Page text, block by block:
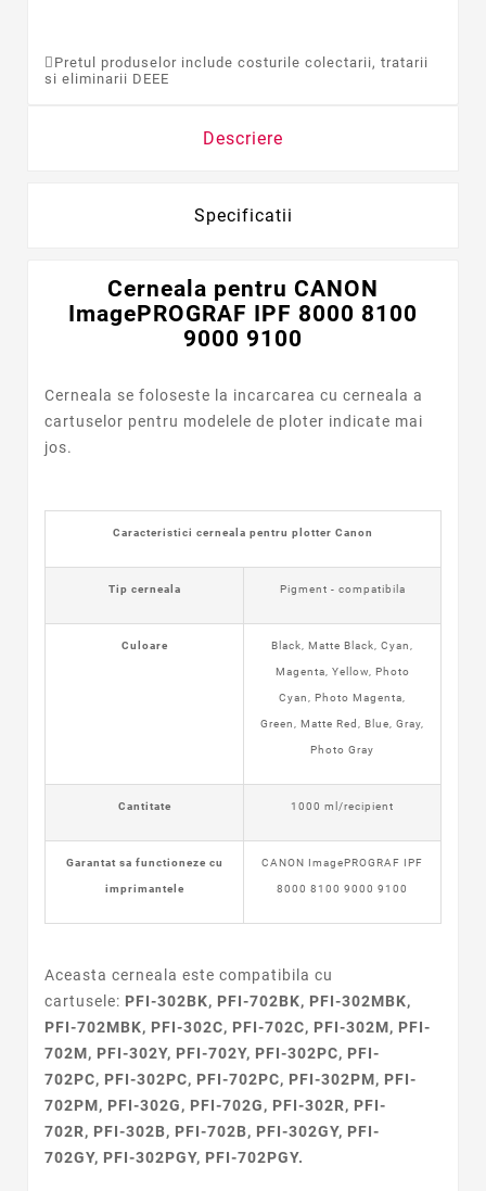
Pretul produselor include costurile colectarii, tratarii
si eliminarii DEEE
Descriere
Specificatii
Cerneala pentru CANON
ImagePROGRAF IPF 8000 8100
9000 9100
Cerneala se foloseste la incarcarea cu cerneala a
cartuselor pentru modelele de ploter indicate mai
jos.
Caracteristici cerneala pentru plotter Canon
Tip cerneala Pigment - compatibila
Culoare Black, Matte Black, Cyan,
Magenta, Yellow, Photo
Cyan, Photo Magenta,
Green, Matte Red, Blue, Gray,
Photo Gray
Cantitate 1000 ml/recipient
Garantat sa functioneze cu
imprimantele
CANON ImagePROGRAF IPF
8000 8100 9000 9100
Aceasta cerneala este compatibila cu
cartusele: PFI-302BK, PFI-702BK, PFI-302MBK,
PFI-702MBK, PFI-302C, PFI-702C, PFI-302M, PFI-
702M, PFI-302Y, PFI-702Y, PFI-302PC, PFI-
702PC, PFI-302PC, PFI-702PC, PFI-302PM, PFI-
702PM, PFI-302G, PFI-702G, PFI-302R, PFI-
702R, PFI-302B, PFI-702B, PFI-302GY, PFI-
702GY, PFI-302PGY, PFI-702PGY.